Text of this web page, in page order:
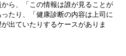
ら、「この情報は誰が見ることが
たり、「健康診断の内容は上司に
出ていたりするケースがありま